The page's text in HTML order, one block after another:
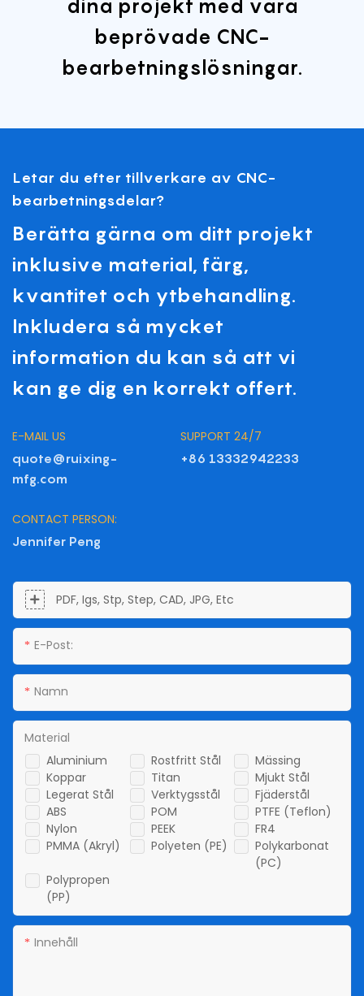
dina projekt med våra
beprövade CNC-
bearbetningslösningar.
Letar du efter tillverkare av CNC-
bearbetningsdelar?
Berätta gärna om ditt projekt
inklusive material, färg,
kvantitet och ytbehandling.
Inkludera så mycket
information du kan så att vi
kan ge dig en korrekt offert.
E-MAIL US
quote@ruixing-
mfg.com
SUPPORT 24/7
+86 13332942233
CONTACT PERSON:
Jennifer Peng
PDF, Igs, Stp, Step, CAD, JPG, Etc
E-Post:
Namn
Aluminium Rostfritt Stål
Mässing
Koppar
Titan
Mjukt Stål
Legerat Stål
Verktygsstål
Fjäderstål
ABS
POM
PTFE (Teflon)
Nylon
PEEK
FR4
PMMA (akryl)
Polyeten (PE)
Polykarbonat
(PC)
Polypropen
(PP)
Material
Innehåll